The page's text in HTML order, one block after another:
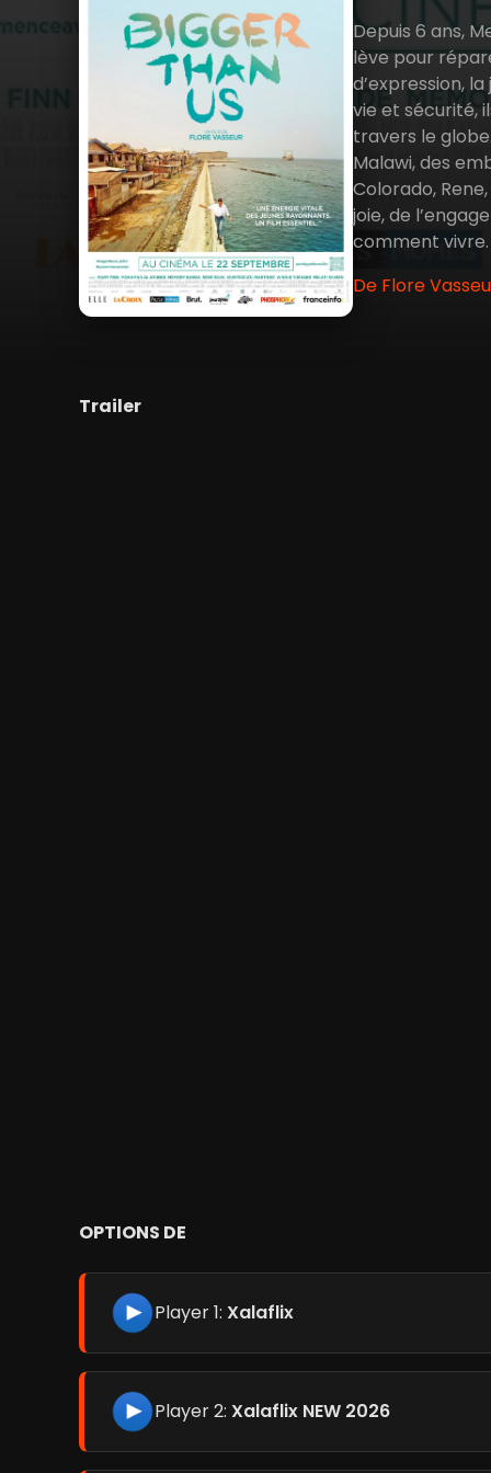
Depuis 6 ans,
lève pour
d’expression,
vie et sécurité,
travers le
Malawi, des
Colorado,
joie, de
comment vivre.
De Flore
Trailer
OPTIONS DE
Player 1: Xalaflix
Player 2: Xalaflix NEW 2026